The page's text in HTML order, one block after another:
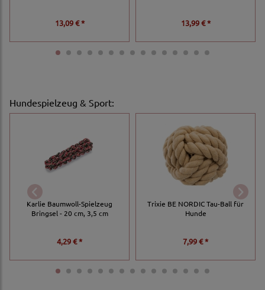
13,09 € * 13,99 € *
Hundespielzeug & Sport:
Karlie Baumwoll-Spielzeug
Bringsel - 20 cm, 3,5 cm
4,29 € *
Trixie BE NORDIC Tau-Ball für
Hunde
7,99 € *